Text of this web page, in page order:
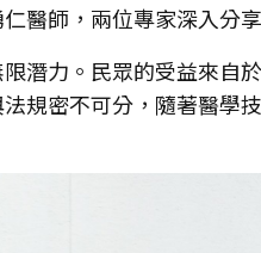
醫師，兩位專家深入分
潛力。民眾的受益來自
規密不可分，隨著醫學